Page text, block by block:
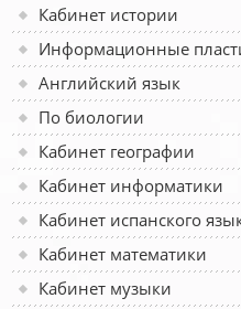
Кабинет истории
Информационные
Английский язык
По биологии
Кабинет географии
Кабинет информатики
Кабинет испанского
Кабинет математики
Кабинет музыки